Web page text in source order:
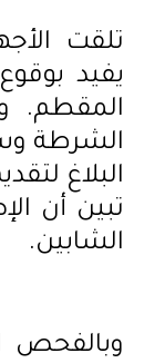
تلقت
يفيد
المقطم.
الشرطة
البلاغ
تبين أن
الشابين.
وبالفحص